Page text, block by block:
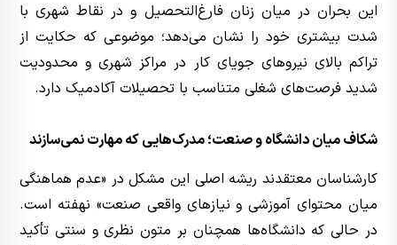
این بحران در میان زنان فارغ‌التحصیل و در نقاط شهری با
شدت بیشتری خود را نشان می‌دهد؛ موضوعی که حکایت از
تراکم بالای نیروهای جویای کار در مراکز شهری و محدودیت
شدید فرصت‌های شغلی متناسب با تحصیلات آکادمیک دارد.
شکاف میان دانشگاه و صنعت؛ مدرک‌هایی که مهارت نمی‌سازند
کارشناسان معتقدند ریشه اصلی این مشکل در «عدم هماهنگی
میان محتوای آموزشی و نیازهای واقعی صنعت» نهفته است.
در حالی که دانشگاه‌ها همچنان بر متون نظری و سنتی تأکید